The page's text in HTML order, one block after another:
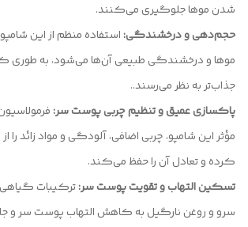
شدن موها جلوگیری می‌کنند.
حجم‌دهی و درخشندگی: استفاده منظم از این
موها و درخشندگی طبیعی آن‌ها می‌شود، به طوری
جذاب‌تر به نظر می‌رسند..
پاکسازی عمیق و تنظیم چربی پوست سر:
مؤثر این شامپو، چربی اضافی، آلودگی و مواد زائد
کرده و تعادل آن را حفظ می‌کند.
تسکین التهاب و تقویت پوست سر:ترکیبات گیاهی
سرو و روغن نارگیل به کاهش التهاب پوست سر و